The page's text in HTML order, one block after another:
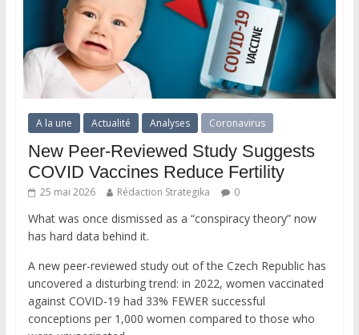
A la une Actualité Analyses Coronavirus
New Peer-Reviewed Study Suggests
COVID Vaccines Reduce Fertility
25 mai 2026 Rédaction Strategika 0
What was once dismissed as a “conspiracy theory” now
has hard data behind it.
A new peer-reviewed study out of the Czech Republic has
uncovered a disturbing trend: in 2022, women vaccinated
against COVID-19 had 33% FEWER successful
conceptions per 1,000 women compared to those who